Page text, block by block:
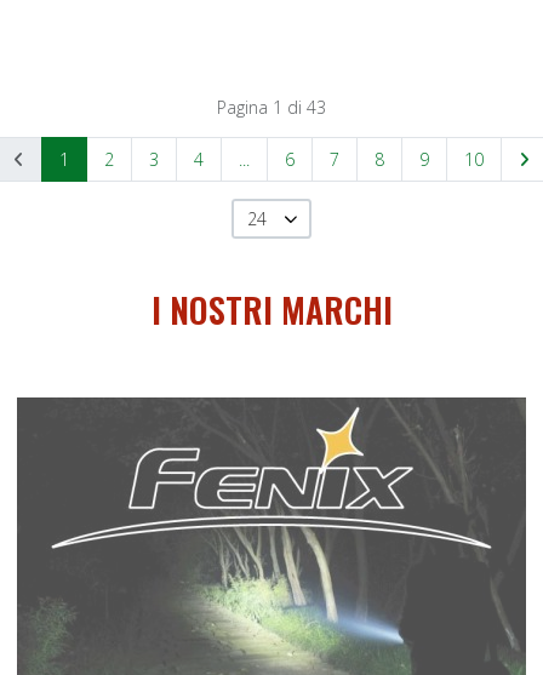
Pagina 1 di 43
1 2 3 4 6 7 8 9 10
24
I NOSTRI MARCHI